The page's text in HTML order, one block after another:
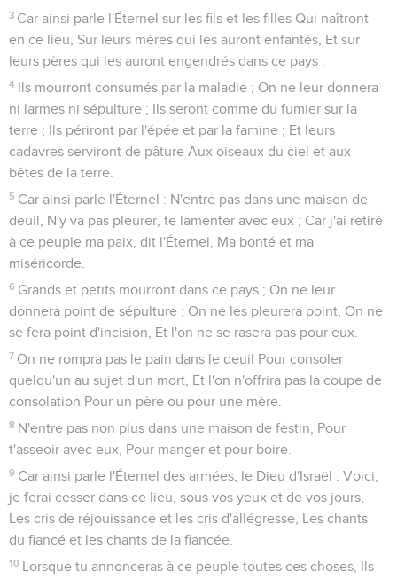
3 Car ainsi parle l'Éternel sur les fils et les filles Qui naîtront
en ce lieu, Sur leurs mères qui les auront enfantés, Et sur
leurs pères qui les auront engendrés dans ce pays :
4 Ils mourront consumés par la maladie ; On ne leur donnera
ni larmes ni sépulture ; Ils seront comme du fumier sur la
terre ; Ils périront par l'épée et par la famine ; Et leurs
cadavres serviront de pâture Aux oiseaux du ciel et aux
bêtes de la terre.
5 Car ainsi parle l'Éternel : N'entre pas dans une maison de
deuil, N'y va pas pleurer, te lamenter avec eux ; Car j'ai retiré
à ce peuple ma paix, dit l'Éternel, Ma bonté et ma
miséricorde.
6 Grands et petits mourront dans ce pays ; On ne leur
donnera point de sépulture ; On ne les pleurera point, On ne
se fera point d'incision, Et l'on ne se rasera pas pour eux.
7 On ne rompra pas le pain dans le deuil Pour consoler
quelqu'un au sujet d'un mort, Et l'on n'offrira pas la coupe de
consolation Pour un père ou pour une mère.
8 N'entre pas non plus dans une maison de festin, Pour
t'asseoir avec eux, Pour manger et pour boire.
9 Car ainsi parle l'Éternel des armées, le Dieu d'Israël : Voici,
je ferai cesser dans ce lieu, sous vos yeux et de vos jours,
Les cris de réjouissance et les cris d'allégresse, Les chants
du fiancé et les chants de la fiancée.
10 Lorsque tu annonceras à ce peuple toutes ces choses, Ils